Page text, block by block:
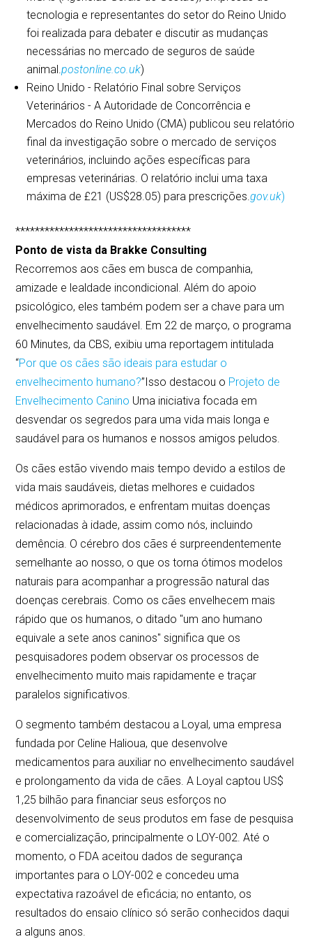
tecnologia e representantes do setor do Reino Unido
foi realizada para debater e discutir as mudanças
necessárias no mercado de seguros de saúde
animal.postonline.co.uk)
Reino Unido - Relatório Final sobre Serviços
Veterinários - A Autoridade de Concorrência e
Mercados do Reino Unido (CMA) publicou seu relatório
final da investigação sobre o mercado de serviços
veterinários, incluindo ações específicas para
empresas veterinárias. O relatório inclui uma taxa
máxima de £21 (US$28.05) para prescrições.gov.uk)
************************************
Ponto de vista da Brakke Consulting
Recorremos aos cães em busca de companhia,
amizade e lealdade incondicional. Além do apoio
psicológico, eles também podem ser a chave para um
envelhecimento saudável. Em 22 de março, o programa
60 Minutes, da CBS, exibiu uma reportagem intitulada
“Por que os cães são ideais para estudar o
envelhecimento humano?”Isso destacou o Projeto de
Envelhecimento Canino Uma iniciativa focada em
desvendar os segredos para uma vida mais longa e
saudável para os humanos e nossos amigos peludos.
Os cães estão vivendo mais tempo devido a estilos de
vida mais saudáveis, dietas melhores e cuidados
médicos aprimorados, e enfrentam muitas doenças
relacionadas à idade, assim como nós, incluindo
demência. O cérebro dos cães é surpreendentemente
semelhante ao nosso, o que os torna ótimos modelos
naturais para acompanhar a progressão natural das
doenças cerebrais. Como os cães envelhecem mais
rápido que os humanos, o ditado "um ano humano
equivale a sete anos caninos" significa que os
pesquisadores podem observar os processos de
envelhecimento muito mais rapidamente e traçar
paralelos significativos.
O segmento também destacou a Loyal, uma empresa
fundada por Celine Halioua, que desenvolve
medicamentos para auxiliar no envelhecimento saudável
e prolongamento da vida de cães. A Loyal captou US$
1,25 bilhão para financiar seus esforços no
desenvolvimento de seus produtos em fase de pesquisa
e comercialização, principalmente o LOY-002. Até o
momento, o FDA aceitou dados de segurança
importantes para o LOY-002 e concedeu uma
expectativa razoável de eficácia; no entanto, os
resultados do ensaio clínico só serão conhecidos daqui
a alguns anos.